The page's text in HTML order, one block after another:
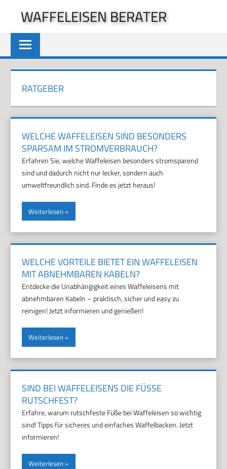
springen
WAFFELEISEN BERATER
RATGEBER
WELCHE WAFFELEISEN SIND BESONDERS
SPARSAM IM STROMVERBRAUCH?
Erfahren Sie, welche Waffeleisen besonders stromsparend
sind und dadurch nicht nur lecker, sondern auch
umweltfreundlich sind. Finde es jetzt heraus!
Weiterlesen
WELCHE VORTEILE BIETET EIN WAFFELEISEN
MIT ABNEHMBAREN KABELN?
Entdecke die Unabhängigkeit eines Waffeleisens mit
abnehmbaren Kabeln – praktisch, sicher und easy zu
reinigen! Jetzt informieren und genießen!
Weiterlesen
SIND BEI WAFFELEISENS DIE FÜSSE R
UTSCHFEST?
Erfahre, warum rutschfeste Füße bei Waffeleisen so wichtig
sind! Tipps für sicheres und einfaches Waffelbacken. Jetzt
informieren!
Weiterlesen